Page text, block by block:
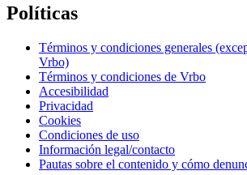
Políticas
Términos y condiciones generales
Vrbo)
Términos y condiciones de Vrbo
Accesibilidad
Privacidad
Cookies
Condiciones de uso
Información legal/contacto
Pautas sobre el contenido y cómo